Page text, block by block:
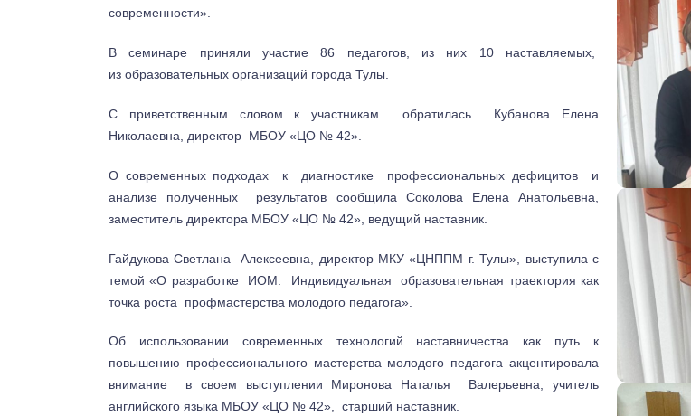
современности».
В семинаре приняли участие 86 педагогов, из них 10 наставляемых,
из образовательных организаций города Тулы.
С приветственным словом к участникам обратилась Кубанова Елена
Николаевна, директор МБОУ «ЦО № 42».
О современных подходах к диагностике профессиональных дефицитов и
анализе полученных результатов сообщила Соколова Елена Анатольевна,
заместитель директора МБОУ «ЦО № 42», ведущий наставник.
Гайдукова Светлана Алексеевна, директор МКУ «ЦНППМ г. Тулы», выступила с
темой «О разработке ИОМ. Индивидуальная образовательная траектория как
точка роста профмастерства молодого педагога».
Об использовании современных технологий наставничества как путь к
повышению профессионального мастерства молодого педагога акцентировала
внимание в своем выступлении Миронова Наталья Валерьевна, учитель
английского языка МБОУ «ЦО № 42», старший наставник.